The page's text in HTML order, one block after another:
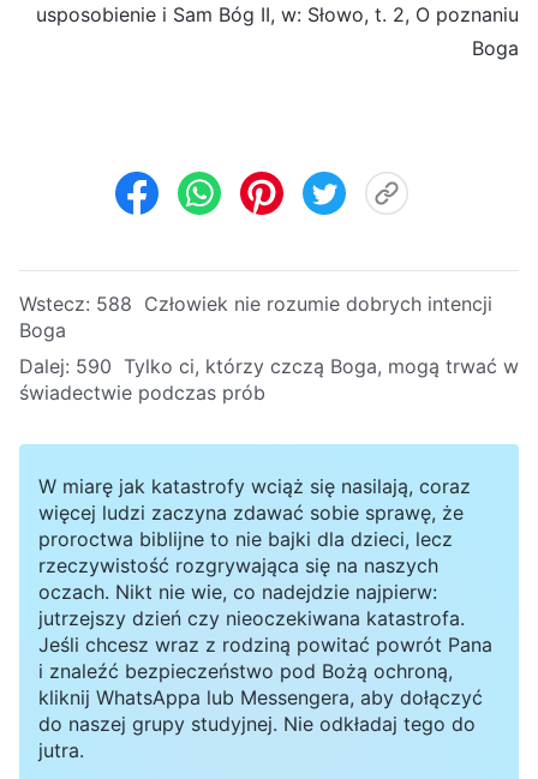
usposobienie i Sam Bóg II, w: Słowo, t. 2, O poznaniu
Boga
Wstecz: 588 Człowiek nie rozumie dobrych intencji
Boga
Dalej: 590 Tylko ci, którzy czczą Boga, mogą trwać w
świadectwie podczas prób
W miarę jak katastrofy wciąż się nasilają, coraz
więcej ludzi zaczyna zdawać sobie sprawę, że
proroctwa biblijne to nie bajki dla dzieci, lecz
rzeczywistość rozgrywająca się na naszych
oczach. Nikt nie wie, co nadejdzie najpierw:
jutrzejszy dzień czy nieoczekiwana katastrofa.
Jeśli chcesz wraz z rodziną powitać powrót Pana
i znaleźć bezpieczeństwo pod Bożą ochroną,
kliknij WhatsAppa lub Messengera, aby dołączyć
do naszej grupy studyjnej. Nie odkładaj tego do
jutra.